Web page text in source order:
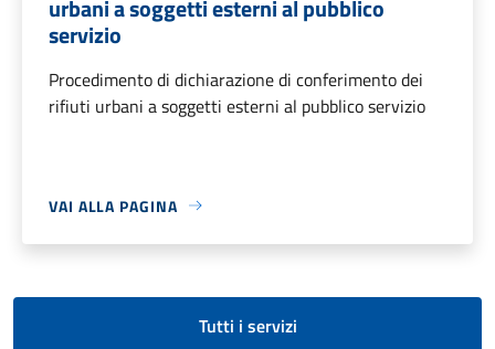
urbani a soggetti esterni al pubblico
servizio
Procedimento di dichiarazione di conferimento dei
rifiuti urbani a soggetti esterni al pubblico servizio
VAI ALLA PAGINA
Tutti i servizi